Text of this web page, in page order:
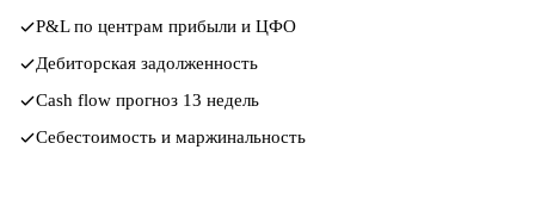
P&L по центрам прибыли и ЦФО
Дебиторская задолженность
Cash flow прогноз 13 недель
Себестоимость и маржинальность